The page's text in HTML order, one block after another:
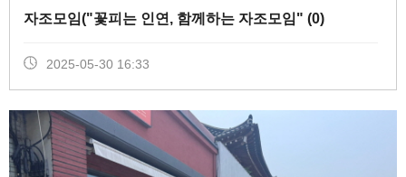
자조모임("꽃피는 인연, 함께하는 자조모임" (0)
2025-05-30 16:33